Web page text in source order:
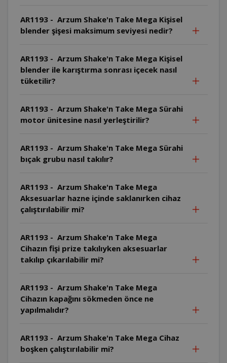
AR1193 - Arzum Shake'n Take Mega Kişisel
blender şişesi maksimum seviyesi nedir?
AR1193 - Arzum Shake'n Take Mega Kişisel
blender ile karıştırma sonrası içecek nasıl
tüketilir?
AR1193 - Arzum Shake'n Take Mega Sürahi
motor ünitesine nasıl yerleştirilir?
AR1193 - Arzum Shake'n Take Mega Sürahi
bıçak grubu nasıl takılır?
AR1193 - Arzum Shake'n Take Mega
Aksesuarlar hazne içinde saklanırken cihaz
çalıştırılabilir mi?
AR1193 - Arzum Shake'n Take Mega
Cihazın fişi prize takılıyken aksesuarlar
takılıp çıkarılabilir mi?
AR1193 - Arzum Shake'n Take Mega
Cihazın kapağını sökmeden önce ne
yapılmalıdır?
AR1193 - Arzum Shake'n Take Mega Cihaz
boşken çalıştırılabilir mi?